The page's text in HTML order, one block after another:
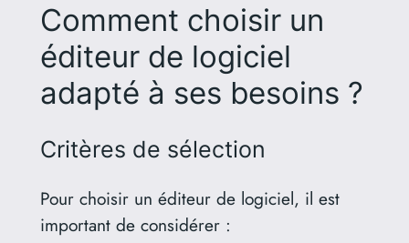
Comment choisir un
éditeur de logiciel
adapté à ses besoins ?
Critères de sélection
Pour choisir un éditeur de logiciel, il est
important de considérer :